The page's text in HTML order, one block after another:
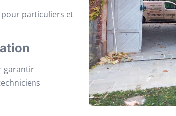
particuliers et
garantir